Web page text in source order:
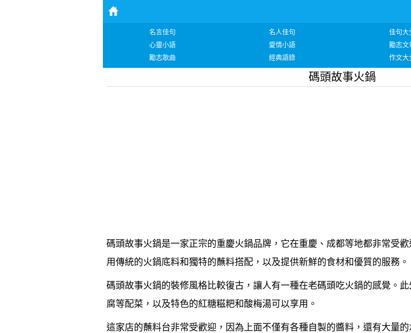
名言佳句 名人佳句 佳句大
心靈小語
愛情小語 勵志文
勵志歌曲
經典語錄 作文大
碼頭故事火鍋
碼頭故事火鍋是一家正宗的重慶火鍋品牌，它在重慶、成都等地都非常受
用傳統的火鍋底料和獨特的蘸料搭配，以及提供新鮮的食材和優質的服務。
碼頭故事火鍋的裝修風格比較復古，讓人有一種在老碼頭吃火鍋的感覺。
腐等配菜，以及特色的紅糖糍粑和酸梅湯可以享用。
這家店的蘸料台非常受歡迎，因為上面不僅有各種自製的醬料，還有大量